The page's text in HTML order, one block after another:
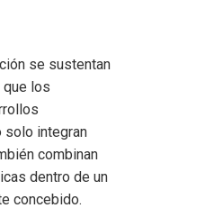
se sustentan
los
solo integran
combinan
dentro de un
concebido.